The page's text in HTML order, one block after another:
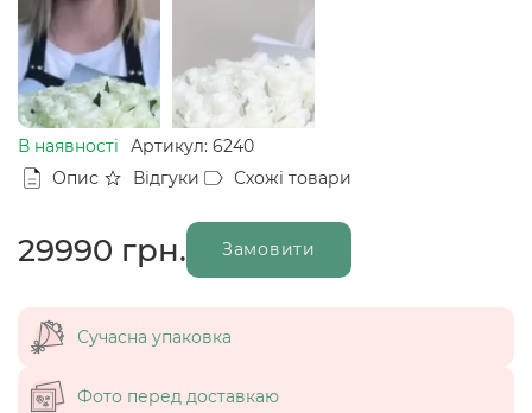
В наявності
Артикул: 6240
Опис
Відгуки Схожі товари
29990 грн. Замовити
Сучасна упаковка
Фото перед доставкаю